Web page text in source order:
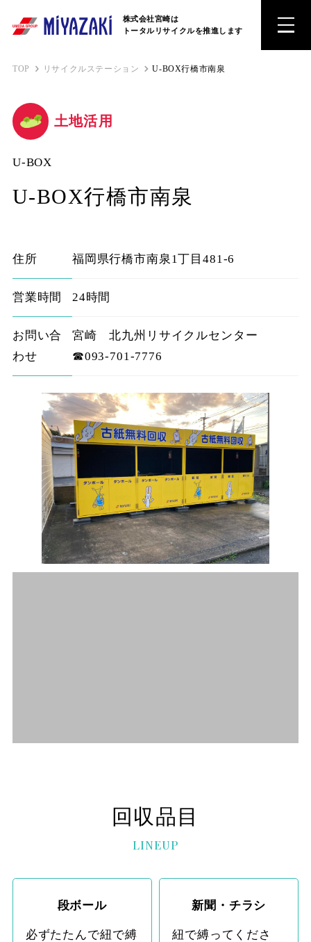
株式会社宮崎は
トータルリサイクルを推進します
TOP リサイクルステーション U-BOX行橋市南泉
土地活用
U-BOX
U-BOX行橋市南泉
住所 福岡県行橋市南泉1丁目481-6
営業時間 24時間
お問い合
わせ
宮崎 北九州リサイクルセンター
☎093-701-7776
回収品目
LINEUP
段ボール
必ずたたんで紐で縛
新聞・チラシ
紐で縛ってくださ